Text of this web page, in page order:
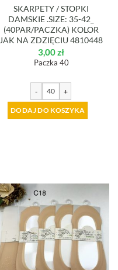
SKARPETY / STOPKI
DAMSKIE .SIZE: 35-42_
(40PAR/PACZKA) KOLOR
JAK NA ZDZIĘCIU 4810448
3,00zł
Paczka 40
- +
DODAJ DO KOSZYKA